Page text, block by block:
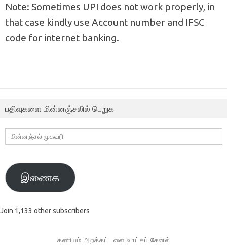
Note: Sometimes UPI does not work properly, in
that case kindly use Account number and IFSC
code for internet banking.
பதிவுகளை மின்னஞ்சலில் பெறுக
மின்னஞ்சல்
முகவரி
இணைக
Join 1,133 other subscribers
கணியம் அறக்கட்டளை வாட்சப் சேனல்